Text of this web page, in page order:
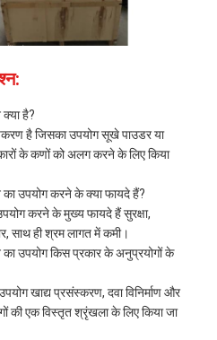
है?
है जिसका उपयोग सूखे पाउडर या
के कणों को अलग करने के लिए किया
का उपयोग करने के क्या फायदे हैं?
करने के मुख्य फायदे हैं सुरक्षा,
साथ ही श्रम लागत में कमी।
का उपयोग किस प्रकार के अनुप्रयोगों के
खाद्य प्रसंस्करण, दवा विनिर्माण और
की एक विस्तृत श्रृंखला के लिए किया जा